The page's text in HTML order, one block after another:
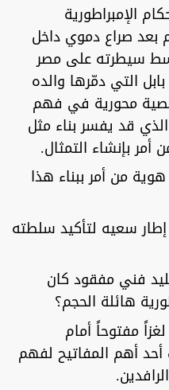
الإمبراطورية
بعد صراع دموي داخل
سيطرته على مصر
التي دمّرها والده
محورية في فهم
قد يفسر بناء مثل
أمر بإنشاء التمثال.
من أمر ببناء هذا
سعيه لتأكيد سلطته
فني مفقود كان
هائلة الحجم؟
مفتوحاً أمام
أحد أهم المفاتيح لفهم